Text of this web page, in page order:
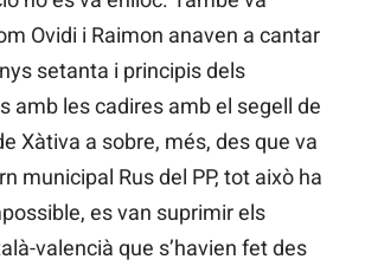
Ovidi i Raimon anaven a cantar
setanta i principis dels
amb les cadires amb el segell de
Xàtiva a sobre, més, des que va
municipal Rus del PP, tot això ha
es van suprimir els
valencià que s’havien fet des